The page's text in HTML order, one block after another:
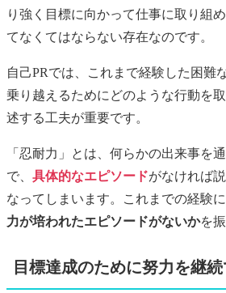
り強く目標に向かって仕事に取り組
てなくてはならない存在なのです。
自己PRでは、これまで経験した困難
乗り越えるためにどのような行動を
述する工夫が重要です。
「忍耐力」とは、何らかの出来事を
で、 具体的なエピソードがなければ
なってしまいます。これまでの経験に
力が培われたエピソードがないかを
目標達成のために努力を継